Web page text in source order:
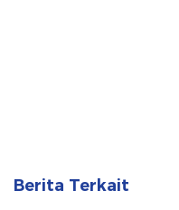
Berita Terkait